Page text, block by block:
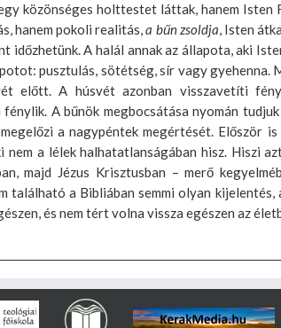
közönséges holttestet láttak, hanem Isten
hanem pokoli realitás,a bűn zsoldja, Isten
időzhetünk. A halál annak az állapota, aki
pusztulás, sötétség, sír vagy gyehenna.
előtt. A húsvét azonban visszavetíti
A bűnök megbocsátása nyomán
a nagypéntek megértését. Először
nem a lélek halhatatlanságában hisz. Hiszi
majd Jézus Krisztusban – merő
található a Bibliában semmi olyan
és nem tért volna vissza egészen az